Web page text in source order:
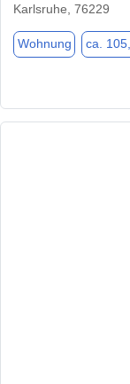
Karlsruhe, 76229
Wohnung ca.